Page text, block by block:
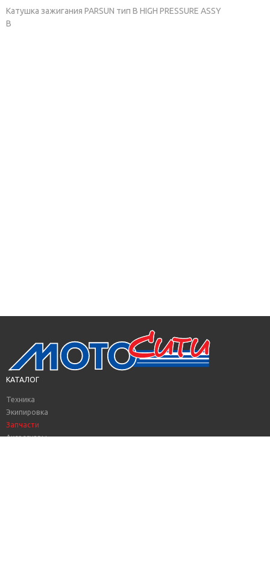
Катушка зажигания PARSUN тип B HIGH PRESSURE ASSY
B
КАТАЛОГ
Техника
Экипировка
Запчасти
Аксессуары